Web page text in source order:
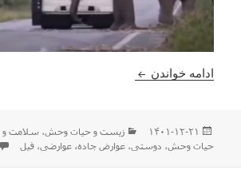
ادامه خواندن تعامل زیبا بین انسان و حیوان
ارسال
شده
۱۴۰۱-۱۲-۲۱ دسته‌ها
زیست و حیات وحش، سلامت و
حیات وحش، دوستی،عوارض جاده،عوارضی،فیل